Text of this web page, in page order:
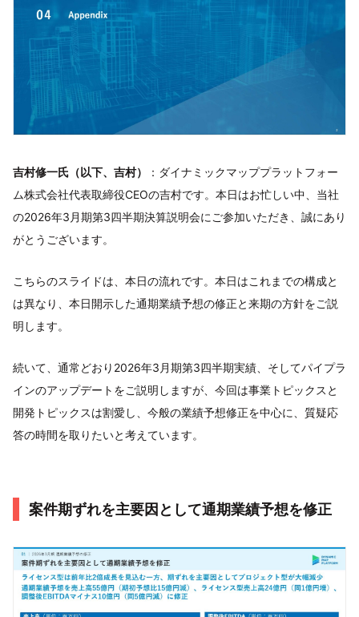
吉村修一氏（以下、吉村）
：ダイナミックマッププラットフォー
ム株式会社代表取締役CEOの吉村です。本日はお忙しい中、当社
の2026年3月期第3四半期決算説明会にご参加いただき、誠にあり
がとうございます。
こちらのスライドは、本日の流れです。本日はこれまでの構成と
は異なり、本日開示した通期業績予想の修正と来期の方針をご説
明します。
続いて、通常どおり2026年3月期第3四半期実績、そしてパイプラ
インのアップデートをご説明しますが、今回は事業トピックスと
開発トピックスは割愛し、今般の業績予想修正を中心に、質疑応
答の時間を取りたいと考えています。
案件期ずれを主要因として通期業績予想を修正